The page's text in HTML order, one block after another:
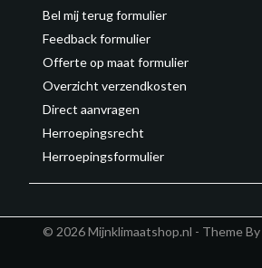
Bel mij terug formulier
Feedback formulier
Offerte op maat formulier
Overzicht verzendkosten
Direct aanvragen
Herroepingsrecht
Herroepingsformulier
© 2026 Mijnklimaatshop.nl - Theme By